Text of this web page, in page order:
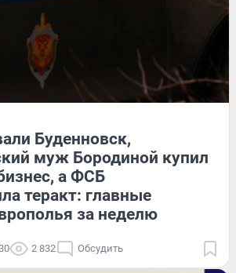
Буденновск,
муж Бородиной купил
а ФСБ
теракт: главные
за неделю
2 832 Обсудить